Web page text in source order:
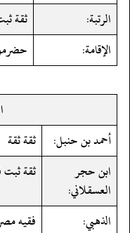
الرتبة:
ثقة
الإقامة:
أحمد بن حنبل:
ثقة ثقة
ابن حجر
العسقلاني:
ثقة ثبت
الذهبي:
فقيه